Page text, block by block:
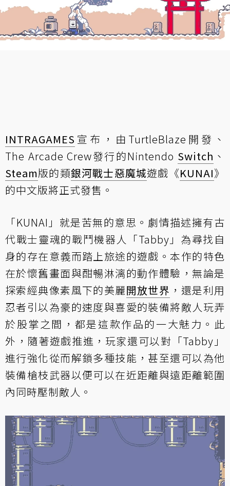
INTRAGAMES 宣布，由TurtleBlaze開發、
The Arcade Crew發行的Nintendo Switch 、
Steam版的類銀河戰士惡魔城遊戲《KUNAI》
的中文版將正式發售。
「KUNAI」就是苦無的意思。劇情描述擁有古
代戰士靈魂的戰鬥機器人「Tabby」為尋找自
身的存在意義而踏上旅途的遊戲。本作的特色
在於懷舊畫面與酣暢淋漓的動作體驗，無論是
探索經典像素風下的美麗開放世界 ，還是利用
忍者引以為豪的速度與喜愛的裝備將敵人玩弄
於股掌之間，都是這款作品的一大魅力。此
外，隨著遊戲推進，玩家還可以對「Tabby」
進行強化從而解鎖多種技能，甚至還可以為他
裝備槍枝武器以便可以在近距離與遠距離範圍
內同時壓制敵人。